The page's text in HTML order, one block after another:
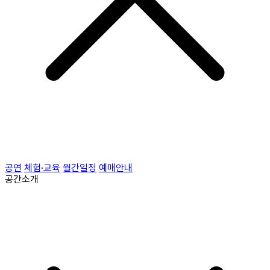
공연 체험·교육 월간일정 예매안내
공간소개